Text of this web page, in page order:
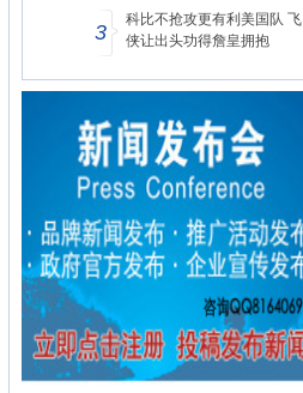
3
科比不抢攻更有利美国队 飞
侠让出头功得詹皇拥抱